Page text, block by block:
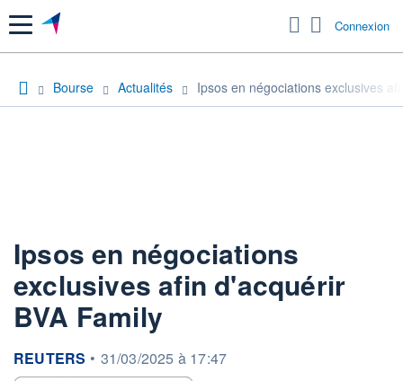
Menu Connexion
Bourse Actualités Ipsos en négociations exclusives
Ipsos en négociations
exclusives afin d'acquérir
BVA Family
information fournie par
REUTERS • 31/03/2025 à 17:47